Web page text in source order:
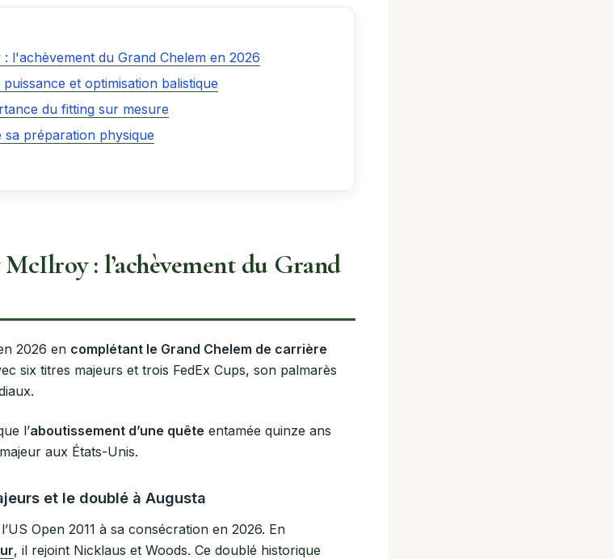
l'achèvement du Grand Chelem en 2026
et optimisation balistique
du fitting sur mesure
sa préparation physique
: l’achèvement du Grand
2026 en complétant le Grand Chelem de carrière
six titres majeurs et trois FedEx Cups, son palmarès
l’aboutissement d’une quête entamée quinze ans
aux États-Unis.
et le doublé à Augusta
Open 2011 à sa consécration en 2026. En
, il rejoint Nicklaus et Woods. Ce doublé historique